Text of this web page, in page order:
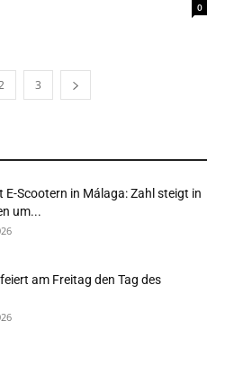
0
3
E-Scootern in Málaga: Zahl steigt in
um...
am Freitag den Tag des